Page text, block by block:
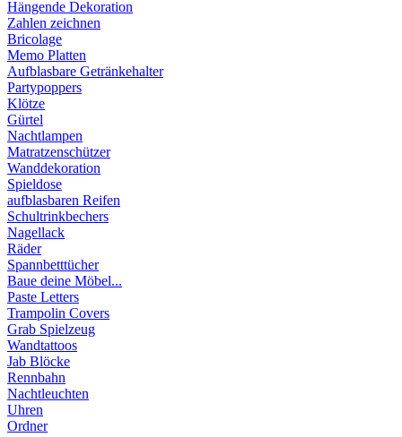
Hängende Dekoration
Zahlen zeichnen
Bricolage
Memo Platten
Aufblasbare Getränkehalter
Partypoppers
Klötze
Gürtel
Nachtlampen
Matratzenschützer
Wanddekoration
Spieldose
aufblasbaren Reifen
Schultrinkbechers
Nagellack
Räder
Spannbetttücher
Baue deine Möbel...
Paste Letters
Trampolin Covers
Grab Spielzeug
Wandtattoos
Jab Blöcke
Rennbahn
Nachtleuchten
Uhren
Ordner